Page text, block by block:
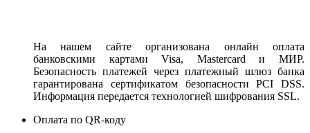
На нашем сайте организована онлайн оплата
банковскими картами Visa, Mastercard и МИР.
Безопасность платежей через платежный шлюз банка
гарантирована сертификатом безопасности PCI DSS.
Информация передается технологией шифрования SSL.
Оплата по QR-коду